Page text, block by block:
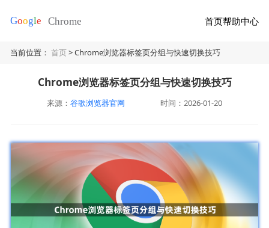
首页帮助中心
当前位置：首页> Chrome浏览器标签页分组与快速切换技巧
Chrome浏览器标签页分组与快速切换技巧
来源： 谷歌浏览器官网 时间：2026-01-20